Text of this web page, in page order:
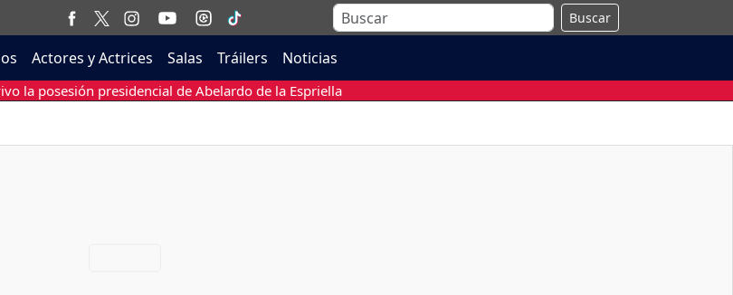
Buscar
Actores y Actrices Salas Tráilers Noticias
la posesión presidencial de Abelardo de la Espriella